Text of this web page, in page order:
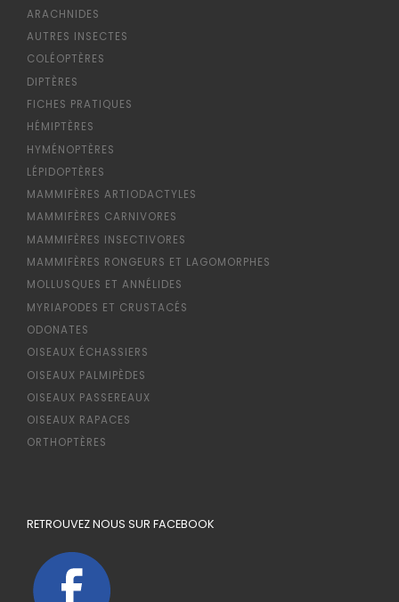
ARACHNIDES
AUTRES INSECTES
COLÉOPTÈRES
DIPTÈRES
FICHES PRATIQUES
HÉMIPTÈRES
HYMÉNOPTÈRES
LÉPIDOPTÈRES
MAMMIFÈRES ARTIODACTYLES
MAMMIFÈRES CARNIVORES
MAMMIFÈRES INSECTIVORES
MAMMIFÈRES RONGEURS ET LAGOMORPHES
MOLLUSQUES ET ANNÉLIDES
MYRIAPODES ET CRUSTACÉS
ODONATES
OISEAUX ÉCHASSIERS
OISEAUX PALMIPÈDES
OISEAUX PASSEREAUX
OISEAUX RAPACES
ORTHOPTÈRES
RETROUVEZ NOUS SUR FACEBOOK